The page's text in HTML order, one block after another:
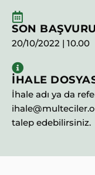
SON
20/10/2022 | 10.00
İHALE
İhale adı ya da
talep edebilirsiniz.